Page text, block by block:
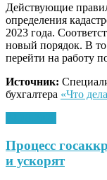
Действующие
определения
2023 года.
новый порядок. В
перейти на работу
Источник:
бухгалтера «Что
Процесс
и ускорят